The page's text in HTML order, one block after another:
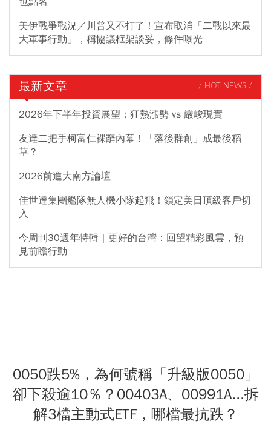
美伊戰爭戰況／川普又不打了！宣布取消「二戰以來最
大軍事行動」，稱協議框架談妥，條件曝光
最新文章 / HOT NEWS /
2026年下半年投資展望：狂熱漲勢 vs 嚴峻現實
友達二把手柯富仁裸辭內幕！「落後群創」成最後稻
草？
2026前進大南方論壇
佳世達集團艦隊無人機小隊起飛！鎖定美日頂級客戶切
入
今周刊30週年特輯｜更好的台灣：回望精彩風雲，預
見前瞻行動
0050跌5%，為何號稱「升級版0050」
卻下殺逾10％？00403A、00991A...拆
解3檔主動式ETF，哪檔最抗跌？